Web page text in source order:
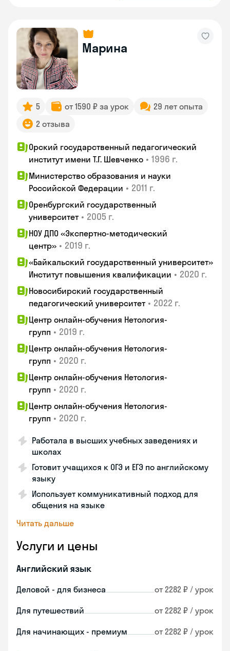
Марина
5 от 1590 ₽ за урок
29 лет опыта
2 отзыва
Орский государственный педагогический
институт имени Т.Г. Шевченко • 1996 г.
Министерство образования и науки
Российской Федерации • 2011 г.
Оренбургский государственный
университет • 2005 г.
НОУ ДПО «Экспертно-методический
центр» • 2019 г.
«Байкальский государственный университет»
Институт повышения квалификации • 2020 г.
Новосибирский государственный
педагогический университет • 2022 г.
Центр онлайн-обучения Нетология-
групп • 2019 г.
Центр онлайн-обучения Нетология-
групп • 2020 г.
Центр онлайн-обучения Нетология-
групп • 2020 г.
Центр онлайн-обучения Нетология-
групп • 2020 г.
Работала в высших учебных заведениях и
школах
Готовит учащихся к ОГЭ и ЕГЭ по английскому
языку
Использует коммуникативный подход для
общения на языке
Читать дальше
Услуги и цены
Английский язык
Деловой - для бизнеса от 2282 ₽ / урок
Для путешествий от 2282 ₽ / урок
Для начинающих - премиум от 2282 ₽ / урок